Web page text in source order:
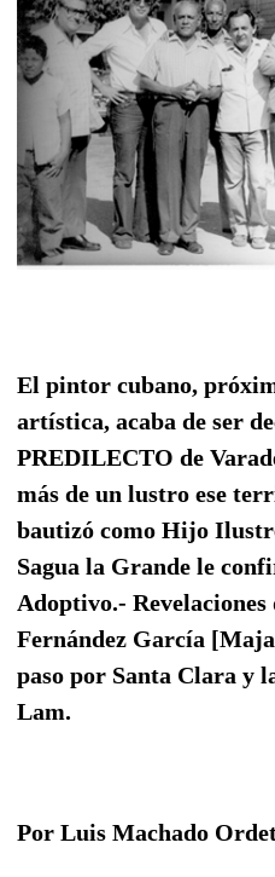
El pintor cubano,
artística, acaba de ser
PREDILECTO de
más de un lustro ese
bautizó como Hijo
Sagua la Grande le
Adoptivo.-
Fernández García
paso por Santa Clara y
Lam.
Por Luis Machado